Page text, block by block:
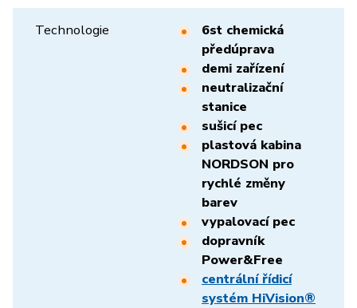
Technologie
6st chemická
předúprava
demi zařízení
neutralizační
stanice
sušicí pec
plastová kabina
NORDSON pro
rychlé změny
barev
vypalovací pec
dopravník
Power&Free
centrální řídicí
systém HiVision®